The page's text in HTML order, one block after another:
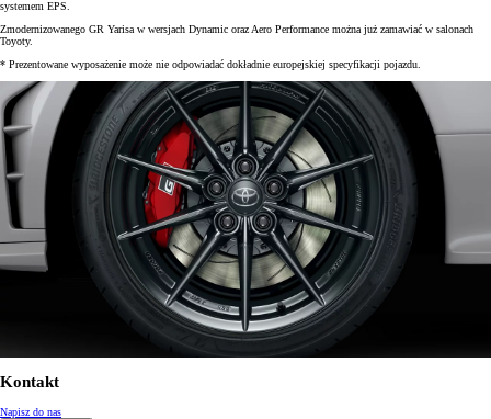
systemem EPS.
Zmodernizowanego GR Yarisa w wersjach Dynamic oraz Aero Performance można już zamawiać w salonach
Toyoty.
* Prezentowane wyposażenie może nie odpowiadać dokładnie europejskiej specyfikacji pojazdu.
Kontakt
Napisz do nas